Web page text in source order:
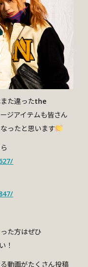
た違ったthe
ジアイテムも皆さん
ったと思います
た方はぜひ
！
動画がたくさん投稿